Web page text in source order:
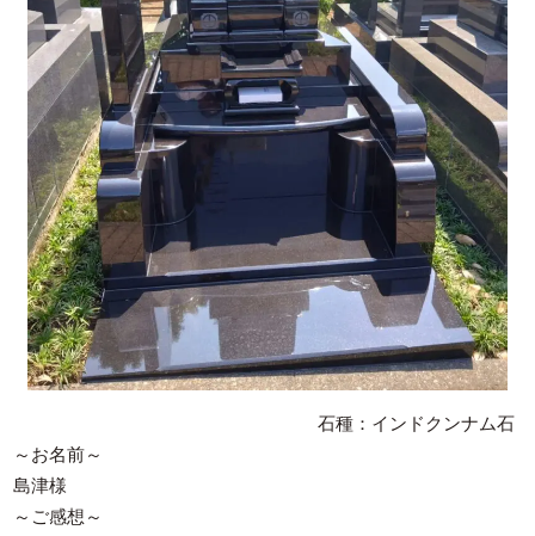
石種：インドクンナム石
～お名前～
島津様
～ご感想～